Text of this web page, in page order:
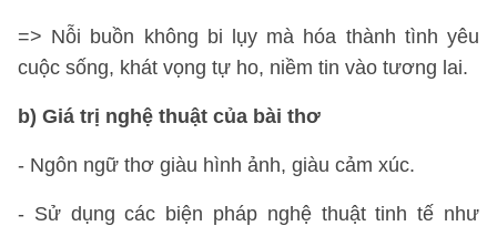
=> Nỗi buồn không bi lụy mà hóa thành tình yêu
cuộc sống, khát vọng tự ho, niềm tin vào tương lai.
b) Giá trị nghệ thuật của bài thơ
- Ngôn ngữ thơ giàu hình ảnh, giàu cảm xúc.
- Sử dụng các biện pháp nghệ thuật tinh tế như